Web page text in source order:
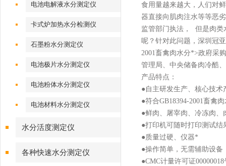
电池电解液水分测定仪
卡式炉加热水分检测仪
石墨粉水分测定仪
电池极片水分测定仪
电池粉体水分测定仪
电池材料水分测定仪
水分活度测定仪
各种快速水分测定仪
食用量越来越大，人们对
器直接向肌肉注水等等恶
监管部门执法，
但是肉类
呢？针对此问题，深圳冠
2001畜禽肉水分*>政府采
管理局、中央储备肉冷酷
产品特点：
● 自主研发生产、核心技术
●符合GB18394-2001畜禽
●鲜肉、屠宰肉、冷冻肉、
●打印机可随时打印测试结
●质量过硬、仪器*
●操作简单，无需辅助设备
●CMC计量许可证